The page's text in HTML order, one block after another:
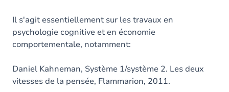
Il s'agit essentiellement sur les travaux en
psychologie cognitive et en économie
comportementale, notamment:
Daniel Kahneman, Système 1/système 2. Les deux
vitesses de la pensée, Flammarion, 2011.